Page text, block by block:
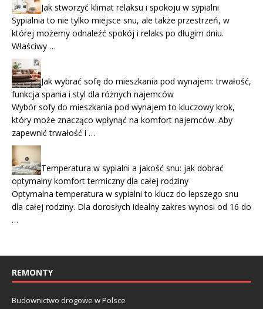
Jak stworzyć klimat relaksu i spokoju w sypialni
Sypialnia to nie tylko miejsce snu, ale także przestrzeń, w
której możemy odnaleźć spokój i relaks po długim dniu.
Właściwy …
Jak wybrać sofę do mieszkania pod wynajem: trwałość,
funkcja spania i styl dla różnych najemców
Wybór sofy do mieszkania pod wynajem to kluczowy krok,
który może znacząco wpłynąć na komfort najemców. Aby
zapewnić trwałość i …
Temperatura w sypialni a jakość snu: jak dobrać
optymalny komfort termiczny dla całej rodziny
Optymalna temperatura w sypialni to klucz do lepszego snu
dla całej rodziny. Dla dorosłych idealny zakres wynosi od 16 do
…
REMONTY
Budownictwo drogowe w Polsce